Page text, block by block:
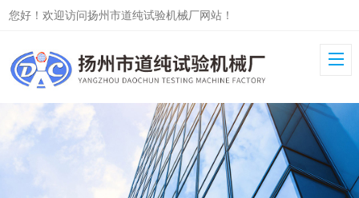
您好！欢迎访问扬州市道纯试验机械厂网站！